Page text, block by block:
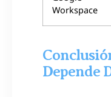
Workspace
Depende